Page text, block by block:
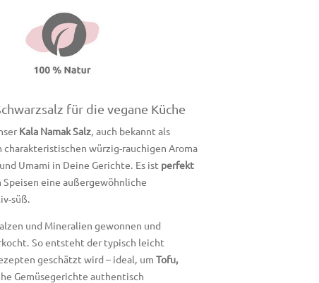
für die vegane Küche
Kala Namak Salz , auch bekannt als
würzig-rauchigen Aroma
Umami in Deine Gerichte. Es ist perfekt
eine außergewöhnliche
süß.
und Mineralien gewonnen und
So entsteht der typisch leicht
geschätzt wird – ideal, umTofu,
Gemüsegerichte authentisch